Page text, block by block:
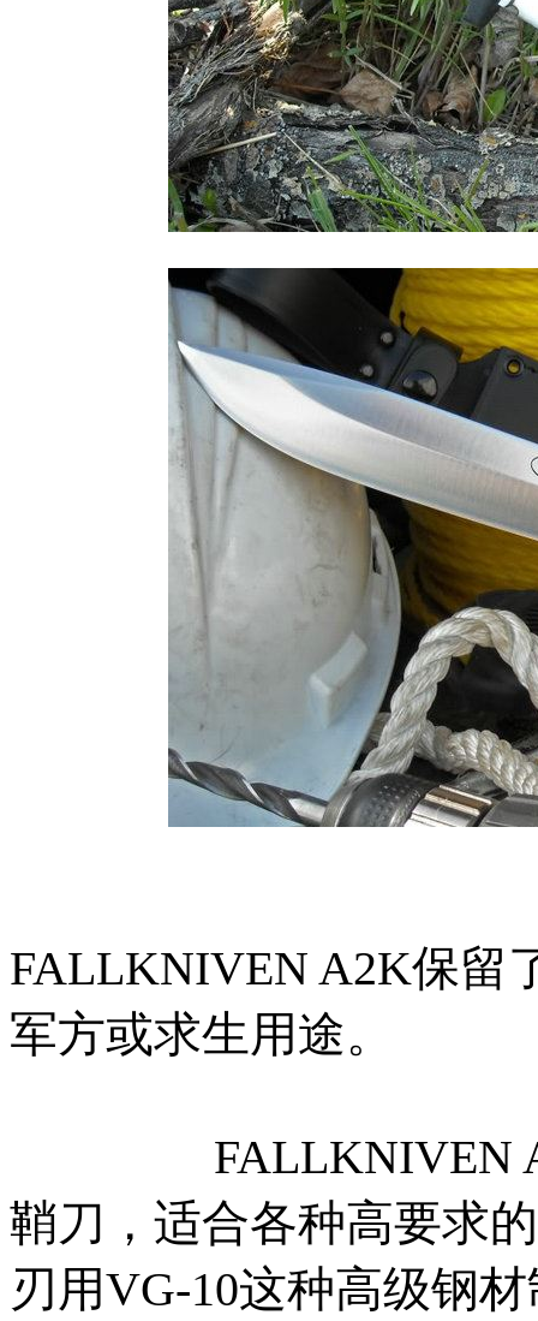
FALLKNIVEN A2K保留
军方或求生用途。
FALLKNIVEN A2K
鞘刀，适合各种高要求
刃用VG-10这种高级钢